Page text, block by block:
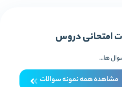
امتحانی دروس
ها...
مشاهده همه نمونه سوالات